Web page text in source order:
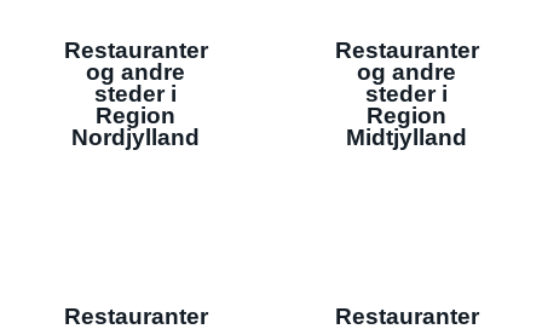
Restauranter
og andre
steder i
Region
Nordjylland
Restauranter
og andre
steder i
Region
Midtjylland
Restauranter
Restauranter